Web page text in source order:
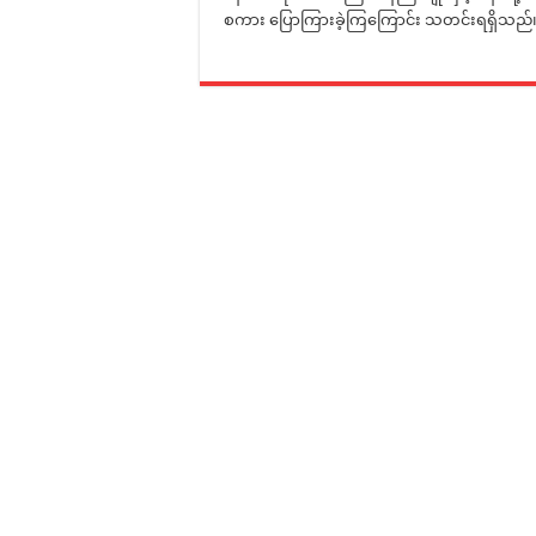
စကား ပြောကြားခဲ့ကြကြောင်း သတင်းရရှိသည်